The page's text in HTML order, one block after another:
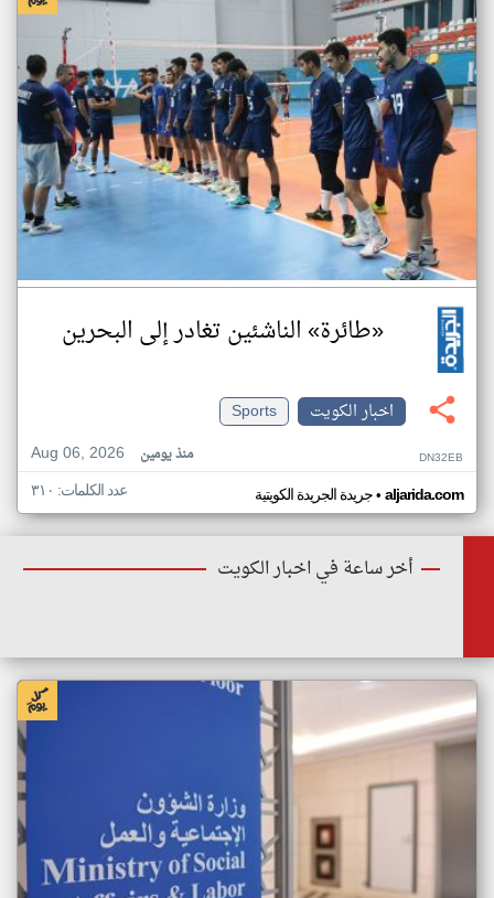
«طائرة» الناشئين تغادر إلى البحرين
اخبار الكويت
Sports
Aug 06, 2026
منذ يومين DN32EB
جريدة الجريدة الكويتية• aljarida.com عدد الكلمات: ٣١٠
أخر ساعة في اخبار الكويت